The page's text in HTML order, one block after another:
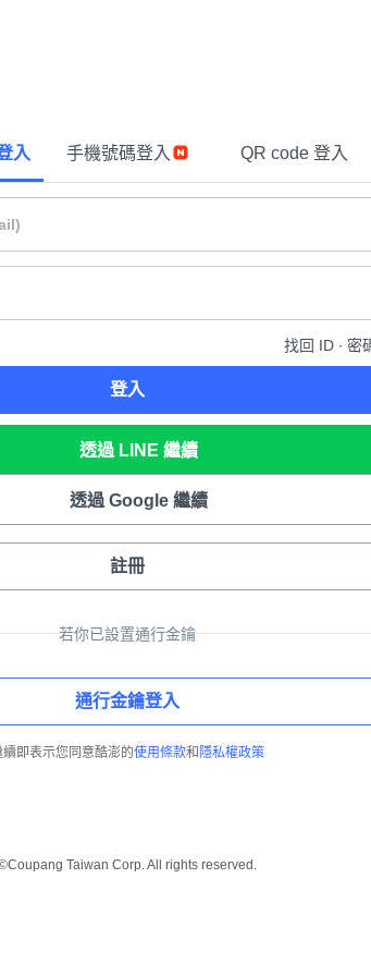
入 手機號碼登入 QR code 登入
找回 ID ∙ 密
登入
透過 LINE 繼續
透過 Google 繼續
註冊
若你已設置通行金鑰
通行金鑰登入
續即表示您同意酷澎的使用條款和 隱私權政策
Taiwan Corp. All rights reserved.